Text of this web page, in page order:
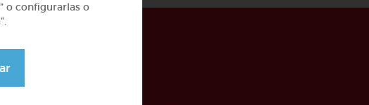
o configurarlas o